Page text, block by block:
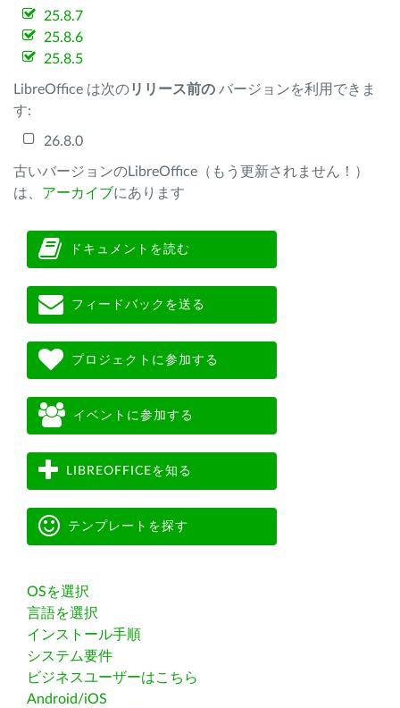
25.8.7
25.8.6
25.8.5
LibreOffice は次のリリース前の バージョンを利用できま
す:
26.8.0
古いバージョンのLibreOffice（もう更新されません！）
は、 アーカイブにあります
ドキュメントを読む
フィードバックを送る
プロジェクトに参加する
イベントに参加する
LIBREOFFICEを知る
テンプレートを探す
OSを選択
言語を選択
インストール手順
システム要件
ビジネスユーザーはこちら
Android/iOS